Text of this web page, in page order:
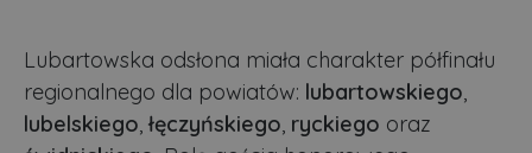
Lubartowska odsłona miała charakter półfinału
regionalnego dla powiatów: lubartowskiego,
lubelskiego, łęczyńskiego, ryckiego oraz